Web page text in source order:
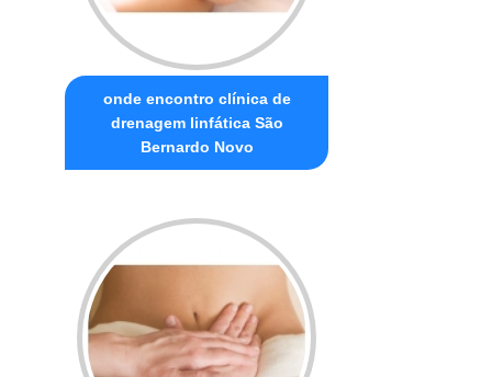
onde encontro clínica de
drenagem linfática São
Bernardo Novo